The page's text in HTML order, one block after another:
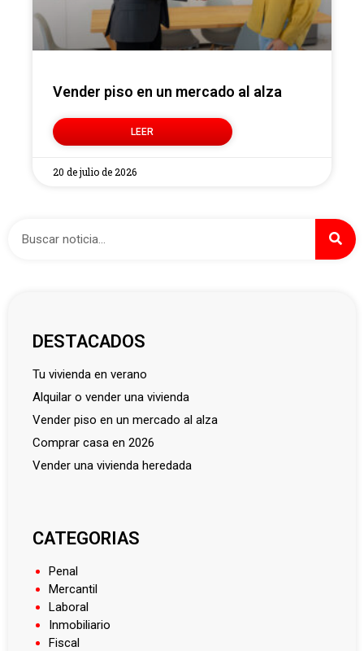
Vender piso en un mercado al alza
LEER
20 de julio de 2026
DESTACADOS
tu vivienda en verano
alquilar o vender una vivienda
vender piso en un mercado al alza
comprar casa en 2026
vender una vivienda heredada
CATEGORIAS
Penal
Mercantil
Laboral
Inmobiliario
Fiscal